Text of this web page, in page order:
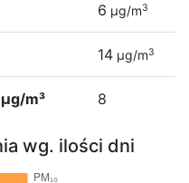
6 µg/m3
14 µg/m3
m³ 8
wg. ilości dni